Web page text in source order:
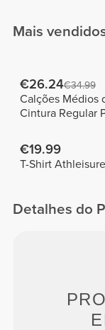
Mais
€26.24€34.99
Calções Médios
Cintura Regular
€19.99
T-Shirt
Detalhes do